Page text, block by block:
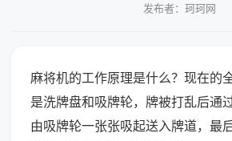
发布者：珂珂网
麻将机的工作原理是什么？现在的
是洗牌盘和吸牌轮，牌被打乱后通
由吸牌轮一张张吸起送入牌道，最